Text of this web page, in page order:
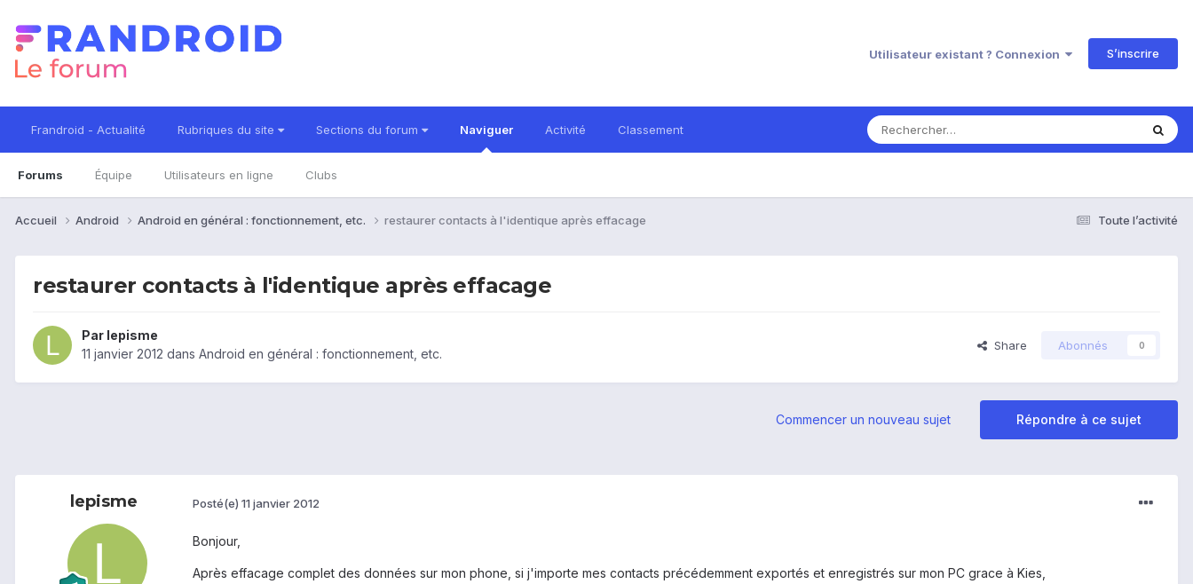
Utilisateur existant ? Connexion S’inscrire
Frandroid - Actualité Rubriques du site Sections du forum Naviguer
Forums Équipe Utilisateurs en ligne Clubs
Activité Classement
Toute l’activité
Accueil Android Android en général : fonctionnement, etc. restaurer contacts à l'identique après effacage
restaurer contacts à l'identique après effacage
Par lepisme
11 janvier 2012 dans Android en général : fonctionnement, etc.
Share Abonnés 0
Répondre à ce sujet
Commencer un nouveau sujet
lepisme Posté(e) 11 janvier 2012
Bonjour,
Après effacage complet des données sur mon phone, si j'importe mes contacts précédemment exportés et enregistrés sur mon PC grace à Kies,